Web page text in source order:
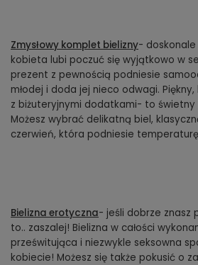
Zmysłowy komplet bielizny- doskonale
kobieta lubi poczuć się wyjątkowo w
prezent z pewnością podniesie
młodej i doda jej nieco odwagi.
z biżuteryjnymi dodatkami- to świetny
Możesz wybrać delikatną biel,
czerwień, która podniesie
Bielizna erotyczna- jeśli dobrze znasz
to.. zaszalej! Bielizna w całości
prześwitująca i niezwykle seksowna
kobiecie! Możesz się także pokusić o